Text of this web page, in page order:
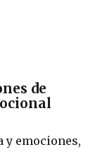
de
y emociones,